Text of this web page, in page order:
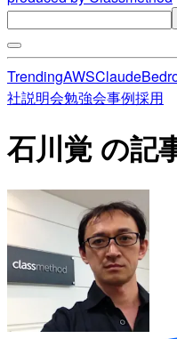
TrendingAWSClaude
社説明会勉強会事例採用
石川覚 の記